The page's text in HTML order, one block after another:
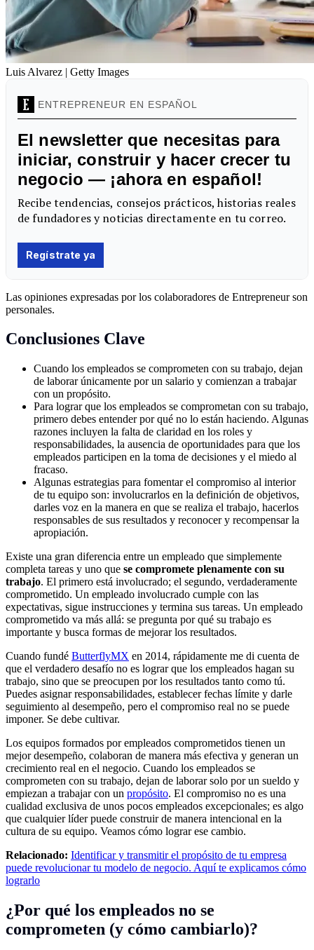
Luis Alvarez | Getty Images
Las opiniones expresadas por los colaboradores de Entrepreneur son
personales.
Conclusiones Clave
Cuando los empleados se comprometen con su trabajo, dejan
de laborar únicamente por un salario y comienzan a trabajar
con un propósito.
Para lograr que los empleados se comprometan con su trabajo,
primero debes entender por qué no lo están haciendo. Algunas
razones incluyen la falta de claridad en los roles y
responsabilidades, la ausencia de oportunidades para que los
empleados participen en la toma de decisiones y el miedo al
fracaso.
Algunas estrategias para fomentar el compromiso al interior
de tu equipo son: involucrarlos en la definición de objetivos,
darles voz en la manera en que se realiza el trabajo, hacerlos
responsables de sus resultados y reconocer y recompensar la
apropiación.
Existe una gran diferencia entre un empleado que simplemente
completa tareas y uno que se compromete plenamente con su
trabajo. El primero está involucrado; el segundo, verdaderamente
comprometido. Un empleado involucrado cumple con las
expectativas, sigue instrucciones y termina sus tareas. Un empleado
comprometido va más allá: se pregunta por qué su trabajo es
importante y busca formas de mejorar los resultados.
Cuando fundé ButterflyMX en 2014, rápidamente me di cuenta de
que el verdadero desafío no es lograr que los empleados hagan su
trabajo, sino que se preocupen por los resultados tanto como tú.
Puedes asignar responsabilidades, establecer fechas límite y darle
seguimiento al desempeño, pero el compromiso real no se puede
imponer. Se debe cultivar.
Los equipos formados por empleados comprometidos tienen un
mejor desempeño, colaboran de manera más efectiva y generan un
crecimiento real en el negocio. Cuando los empleados se
comprometen con su trabajo, dejan de laborar solo por un sueldo y
empiezan a trabajar con un propósito. El compromiso no es una
cualidad exclusiva de unos pocos empleados excepcionales; es algo
que cualquier líder puede construir de manera intencional en la
cultura de su equipo. Veamos cómo lograr ese cambio.
Relacionado: Identificar y transmitir el propósito de tu empresa
puede revolucionar tu modelo de negocio. Aquí te explicamos cómo
lograrlo
¿Por qué los empleados no se
comprometen (y cómo cambiarlo)?